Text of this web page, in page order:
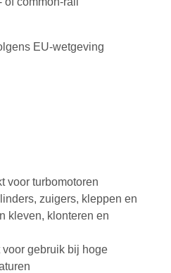
EU-wetgeving
voor turbomotoren
zuigers, kleppen en
kleven, klonteren en
gebruik bij hoge